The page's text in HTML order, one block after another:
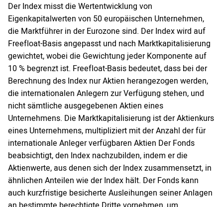
Der Index misst die Wertentwicklung von
Eigenkapitalwerten von 50 europäischen Unternehmen,
die Marktführer in der Eurozone sind. Der Index wird auf
Freefloat-Basis angepasst und nach Marktkapitalisierung
gewichtet, wobei die Gewichtung jeder Komponente auf
10 % begrenzt ist. Freefloat-Basis bedeutet, dass bei der
Berechnung des Index nur Aktien herangezogen werden,
die internationalen Anlegern zur Verfügung stehen, und
nicht sämtliche ausgegebenen Aktien eines
Unternehmens. Die Marktkapitalisierung ist der Aktienkurs
eines Unternehmens, multipliziert mit der Anzahl der für
internationale Anleger verfügbaren Aktien Der Fonds
beabsichtigt, den Index nachzubilden, indem er die
Aktienwerte, aus denen sich der Index zusammensetzt, in
ähnlichen Anteilen wie der Index hält. Der Fonds kann
auch kurzfristige besicherte Ausleihungen seiner Anlagen